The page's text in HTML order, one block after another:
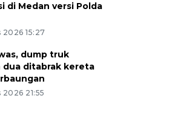
di Medan versi Polda
15:27
dump truk
ditabrak kereta
21:55